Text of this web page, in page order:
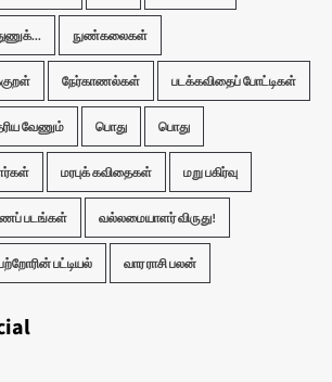
நுண்கலைகள்
நேர்காணல்கள் படக்கவிதைப் போட்டிகள்
வேணும் பொது பொது
மரபுக் கவிதைகள் மறு பகிர்வு
படங்கள் வல்லமையாளர் விருது!
பட்டியல் வார ராசி பலன்